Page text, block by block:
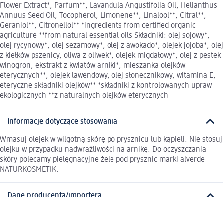
Flower Extract*, Parfum**, Lavandula Angustifolia Oil, Helianthus
Annuus Seed Oil, Tocopherol, Limonene**, Linalool**, Citral**,
Geraniol**, Citronellol** *ingredients from certified organic
agriculture **from natural essential oils Składniki: olej sojowy*,
olej rycynowy*, olej sezamowy*, olej z awokado*, olejek jojoba*, olej
z kiełków pszenicy, oliwa z oliwek*, olejek migdałowy*, olej z pestek
winogron, ekstrakt z kwiatów arniki*, mieszanka olejków
eterycznych**, olejek lawendowy, olej słonecznikowy, witamina E,
eteryczne składniki olejków** *składniki z kontrolowanych upraw
ekologicznych **z naturalnych olejków eterycznych
Informacje dotyczące stosowania
Wmasuj olejek w wilgotną skórę po prysznicu lub kąpieli. Nie stosuj
olejku w przypadku nadwrażliwości na arnikę. Do oczyszczania
skóry polecamy pielęgnacyjne żele pod prysznic marki alverde
NATURKOSMETIK.